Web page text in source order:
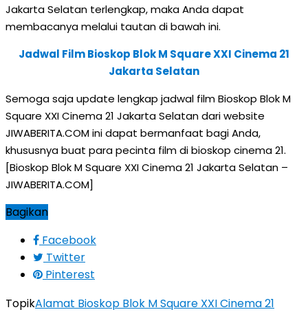
Jakarta Selatan terlengkap, maka Anda dapat
membacanya melalui tautan di bawah ini.
Jadwal Film Bioskop Blok M Square XXI Cinema 21
Jakarta Selatan
Semoga saja update lengkap jadwal film Bioskop Blok M
Square XXI Cinema 21 Jakarta Selatan dari website
JIWABERITA.COM ini dapat bermanfaat bagi Anda,
khususnya buat para pecinta film di bioskop cinema 21.
[Bioskop Blok M Square XXI Cinema 21 Jakarta Selatan –
JIWABERITA.COM]
Bagikan
Facebook
Twitter
Pinterest
TopikAlamat Bioskop Blok M Square XXI Cinema 21